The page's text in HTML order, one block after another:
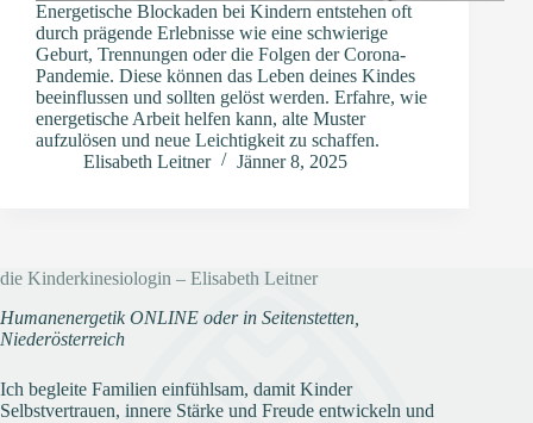
Energetische Blockaden bei Kindern entstehen oft
durch prägende Erlebnisse wie eine schwierige
Geburt, Trennungen oder die Folgen der Corona-
Pandemie. Diese können das Leben deines Kindes
beeinflussen und sollten gelöst werden. Erfahre, wie
energetische Arbeit helfen kann, alte Muster
aufzulösen und neue Leichtigkeit zu schaffen.
Elisabeth Leitner
Jänner 8, 2025
die Kinderkinesiologin – Elisabeth Leitner
Humanenergetik ONLINE oder in Seitenstetten,
Niederösterreich
Ich begleite Familien einfühlsam, damit Kinder
Selbstvertrauen, innere Stärke und Freude entwickeln und